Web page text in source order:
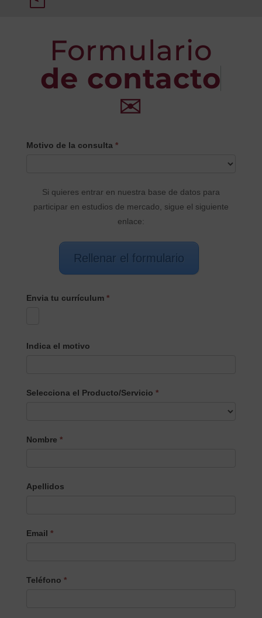
Formulario
de contacto
✉
CONTACTO
Motivo de la consulta *
Si quieres entrar en nuestra base de datos para
participar en estudios de mercado, sigue el siguiente
enlace:
Rellenar el formulario
Envia tu currículum *
Indica el motivo
Selecciona el Producto/Servicio *
el
Nombre *
Apellidos
Email *
Teléfono *